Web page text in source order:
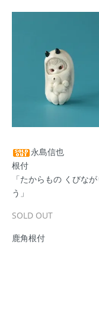
永島信也
根付
「たからもの くびな
う」
SOLD OUT
鹿角根付